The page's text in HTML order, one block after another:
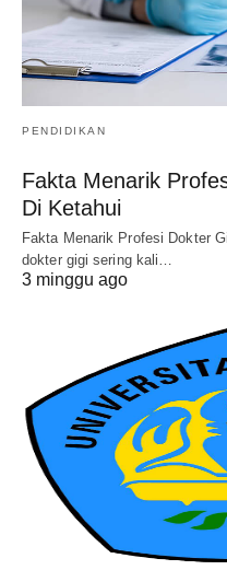
PENDIDIKAN
Fakta Menarik
Di Ketahui
Fakta Menarik Profesi Dokter
dokter gigi sering kali…
3 minggu ago